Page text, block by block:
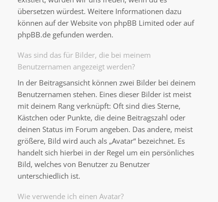
übersetzen würdest. Weitere Informationen dazu
können auf der Website von phpBB Limited oder auf
phpBB.de gefunden werden.
Was sind das für Bilder, die bei meinem
Benutzernamen angezeigt werden?
In der Beitragsansicht können zwei Bilder bei deinem
Benutzernamen stehen. Eines dieser Bilder ist meist
mit deinem Rang verknüpft: Oft sind dies Sterne,
Kästchen oder Punkte, die deine Beitragszahl oder
deinen Status im Forum angeben. Das andere, meist
größere, Bild wird auch als „Avatar“ bezeichnet. Es
handelt sich hierbei in der Regel um ein persönliches
Bild, welches von Benutzer zu Benutzer
unterschiedlich ist.
Wie verwende ich einen Avatar?